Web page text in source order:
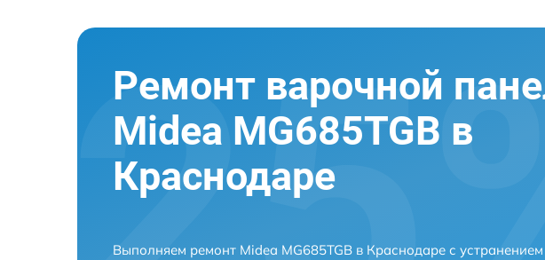
Ремонт варочной
Midea MG685TGB в
Краснодаре
Выполняем ремонт Midea MG685TGB в Краснодаре с